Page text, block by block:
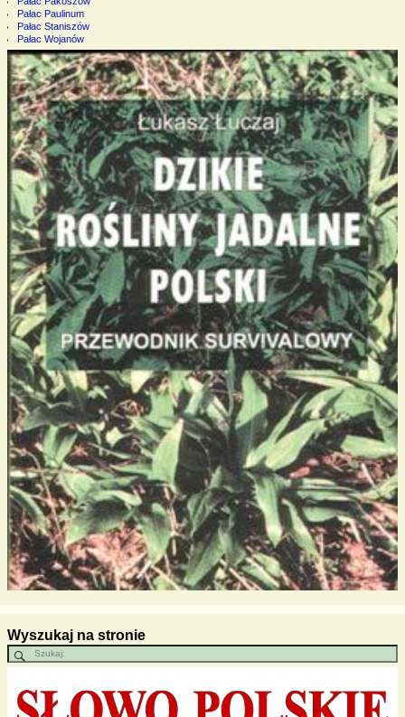
Pałac Paulinum
Pałac Staniszów
Pałac Wojanów
Wyszukaj na stronie